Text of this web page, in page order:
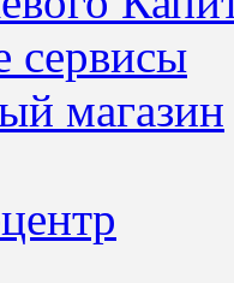
сервисы
магазин